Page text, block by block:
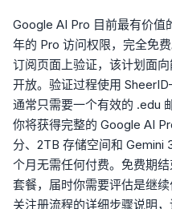
Google AI Pro 目前最有价值
年的 Pro 访问权限，完全免
订阅页面上验证，该计划面
开放。验证过程使用
通常只需要一个有效的 .edu
你将获得完整的 Google AI
分、2TB 存储空间和
个月无需任何付费。免费期
套餐，届时你需要评估是继
关注册流程的详细步骤说明